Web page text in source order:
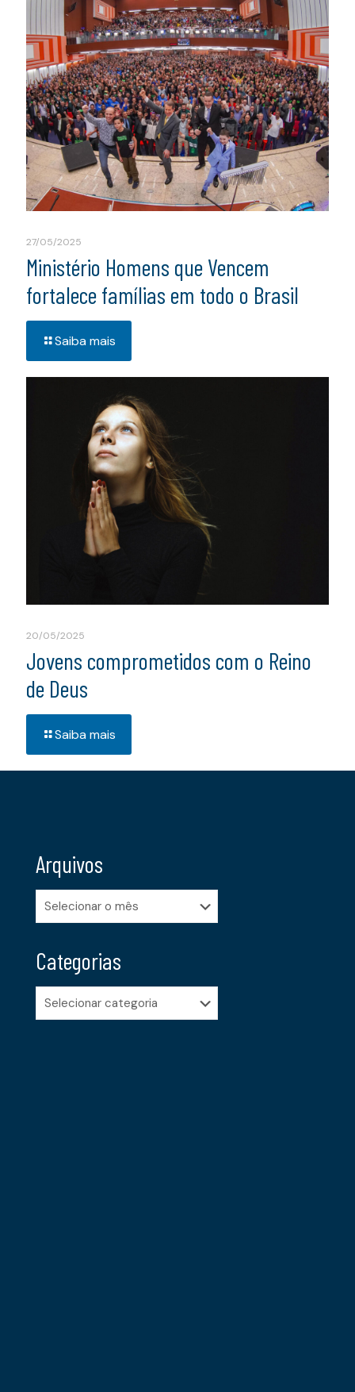
27/05/2025
Ministério Homens que Vencem
fortalece famílias em todo o Brasil
Saiba mais
20/05/2025
Jovens comprometidos com o Reino
de Deus
Saiba mais
Arquivos
Arquivos
Categorias
Categorias